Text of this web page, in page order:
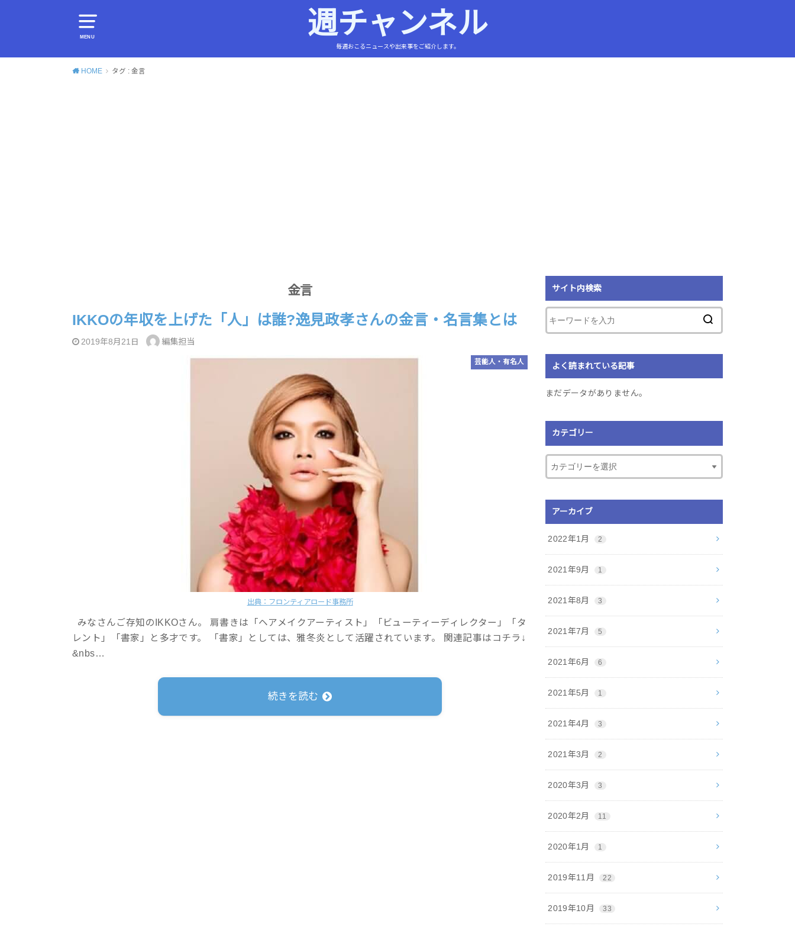
MENU 週チャンネル
毎週おこるニュースや出来事をご紹介します。
HOME タグ : 金言
金言
IKKOの年収を上げた「人」は誰?逸見政孝さんの金言・名言集とは
2019年8月21日 編集担当
出典：フロンティアロード事務所
芸能人・有名人
みなさんご存知のIKKOさん。 肩書きは「ヘアメイクアーティスト」「ビューティーディレクター」「タ
レント」「書家」と多才です。 「書家」としては、雅冬炎として活躍されています。 関連記事はコチラ↓
&nbs…
続きを読む
サイト内検索
よく読まれている記事
まだデータがありません。
カテゴリー
アーカイブ
2022年1月 2
2021年9月 1
2021年8月 3
2021年7月 5
2021年6月 6
2021年5月 1
2021年4月 3
2021年3月 2
2020年3月 3
2020年2月 11
2020年1月 1
2019年11月 22
2019年10月 33